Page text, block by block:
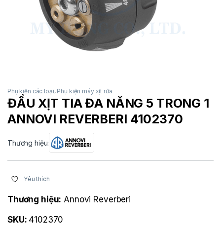
Phụ kiện các loại, Phụ kiện máy xịt rửa
ĐẦU XỊT TIA ĐA NĂNG 5 TRONG 1
ANNOVI REVERBERI 4102370
Thương hiệu:
Yêu thích
Thương hiệu: Annovi Reverberi
SKU: 4102370